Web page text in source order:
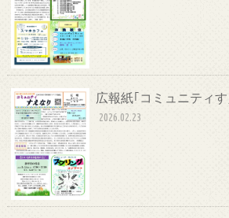
広報紙｢コミュニティ
2026.02.23